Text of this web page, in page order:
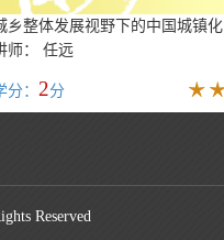
乡整体发展视野下的中国城镇化
师： 任远
分： 2分
Reserved